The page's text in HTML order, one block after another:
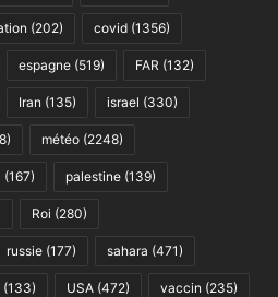
(202) covid (1356)
espagne (519) FAR (132)
Iran (135) israel (330)
météo (2248)
(167) palestine (139)
Roi (280)
russie (177) sahara (471)
(133) USA (472) vaccin (235)